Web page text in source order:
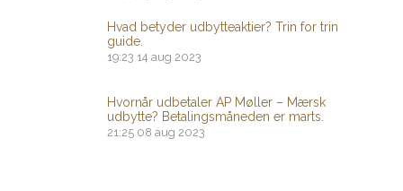
Hvad betyder udbytteaktier? Trin for trin
guide.
19:23 14 aug 2023
Hvornår udbetaler AP Møller – Mærsk
udbytte? Betalingsmåneden er marts.
21:25 08 aug 2023